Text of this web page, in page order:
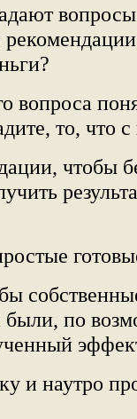
вопроса
то, что
чтобы
были, по
и наутро